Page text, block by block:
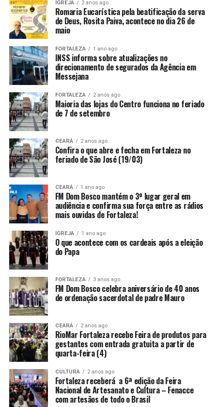
IGREJA 2 anos ago
Romaria Eucarística pela beatificação da serva
de Deus, Rosita Paiva, acontece no dia 26 de
maio
FORTALEZA 1 ano ago
INSS informa sobre atualizações no
direcionamento de segurados da Agência em
Messejana
FORTALEZA 2 anos ago
Maioria das lojas do Centro funciona no feriado
de 7 de setembro
CEARÁ 2 anos ago
Confira o que abre e fecha em Fortaleza no
feriado de São José (19/03)
CEARÁ 1 ano ago
FM Dom Bosco mantém o 3º lugar geral em
audiência e confirma sua força entre as rádios
mais ouvidas de Fortaleza!
IGREJA 1 ano ago
O que acontece com os cardeais após a eleição
do Papa
FORTALEZA 3 anos ago
FM Dom Bosco celebra aniversário de 40 anos
de ordenação sacerdotal de padre Mauro
CEARÁ 2 anos ago
RioMar Fortaleza recebe Feira de produtos para
gestantes com entrada gratuita a partir de
quarta-feira (4)
CULTURA 2 anos ago
Fortaleza receberá a 6ª edição da Feira
Nacional de Artesanato e Cultura – Fenacce
com artesãos de todo o Brasil